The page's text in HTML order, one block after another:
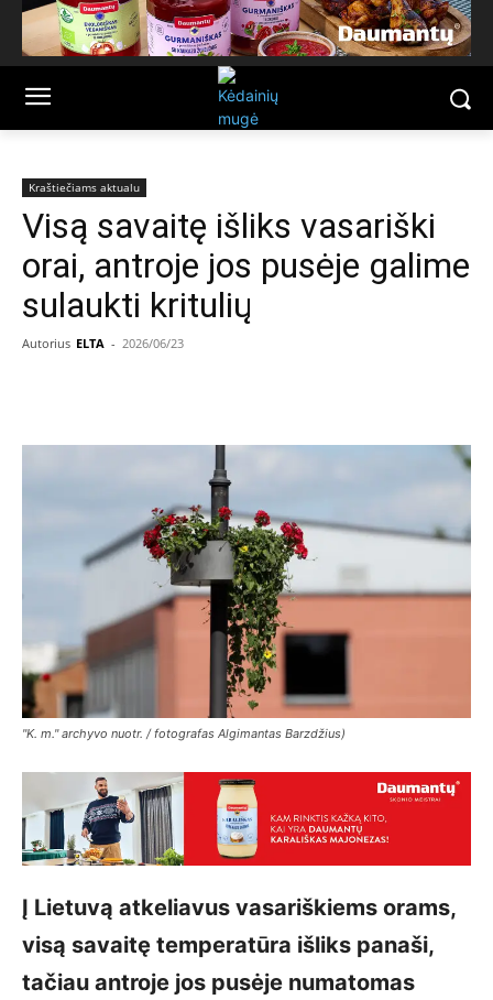
Kraštiečiams aktualu
Visą savaitę išliks vasariški
orai, antroje jos pusėje galime
sulaukti kritulių
Autorius ELTA - 2026/06/23
"K. m." archyvo nuotr. / fotografas Algimantas Barzdžius)
Į Lietuvą atkeliavus vasariškiems orams,
visą savaitę temperatūra išliks panaši,
tačiau antroje jos pusėje numatomas